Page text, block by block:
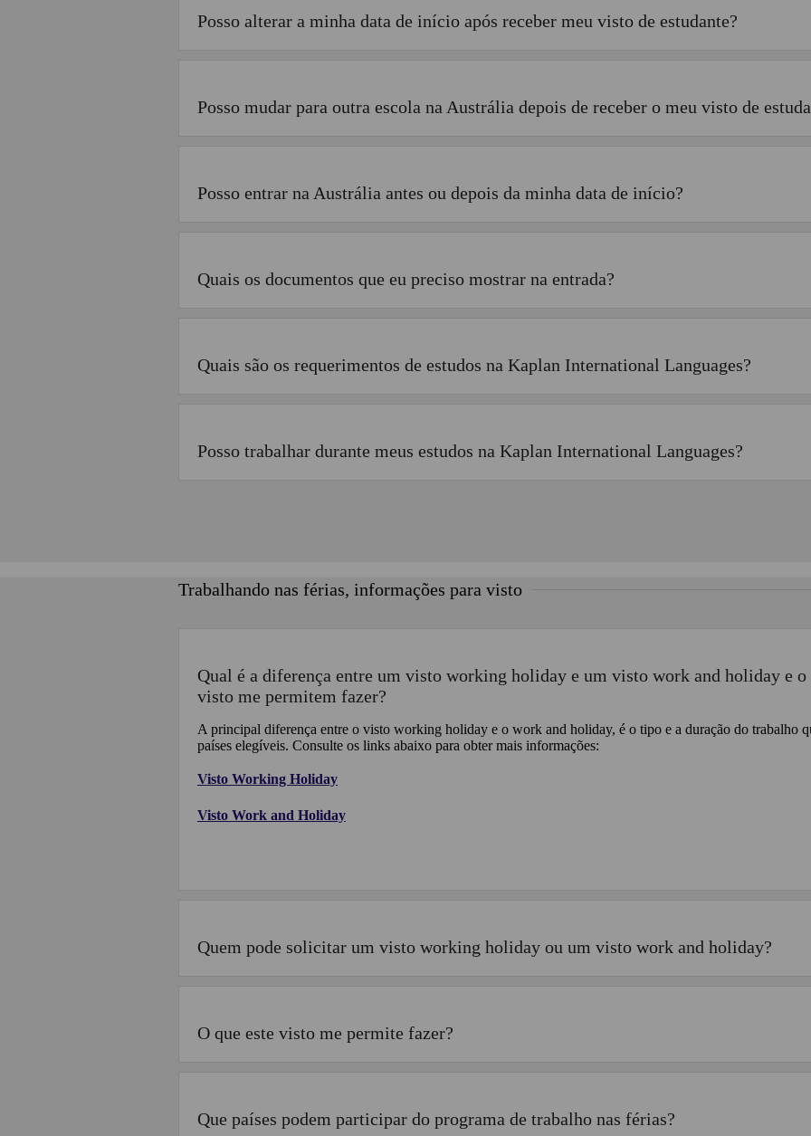
Posso alterar a minha data de início após receber meu visto de estudante?
Posso mudar para outra escola na Austrália depois de receber o meu visto de
Posso entrar na Austrália antes ou depois da minha data de início?
Quais os documentos que eu preciso mostrar na entrada?
Quais são os requerimentos de estudos na Kaplan International Languages?
Posso trabalhar durante meus estudos na Kaplan International Languages?
Trabalhando nas férias, informações para visto
Qual é a diferença entre um visto working holiday e um visto work and holiday e o
visto me permitem fazer?
A principal diferença entre o visto working holiday e o work and holiday, é o tipo e a duração do trabalho
países elegíveis. Consulte os links abaixo para obter mais informações:
Visto Working Holiday
Visto Work and Holiday
Quem pode solicitar um visto working holiday ou um visto work and holiday?
O que este visto me permite fazer?
Que países podem participar do programa de trabalho nas férias?